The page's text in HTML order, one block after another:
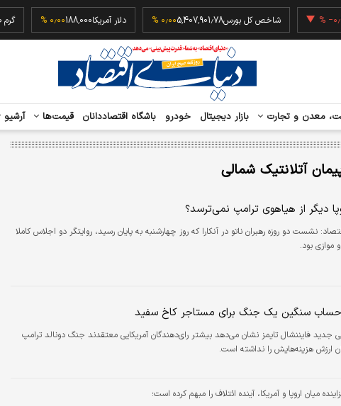
‎−۰٫۲۳ % شاخص کل بورس5,407,901.78 دلار آمریکا188,000
معدن و تجارت بازار دیجیتال خودرو باشگاه اقتصاددانان قیمت‌ها آرشیو
آتلانتیک شمالی
دیگر از هیاهوی ترامپ نمی‌ترسد؟
نشست دو روزه رهبران ناتو در آنکارا که روز چهارشنبه به پایان رسید، روایتگر دو اجلاس کاملا
موازی بود.
سنگین یک جنگ برای مستاجر کاخ سفید
جدید فایننشال تایمز نشان می‌دهد بیشتر رای‌دهندگان آمریکایی معتقدند جنگ دونالد ترامپ
ارزش هزینه‌هایش را نداشته است.
میان اروپا و آمریکا، آینده ائتلاف را مبهم کرده است؛